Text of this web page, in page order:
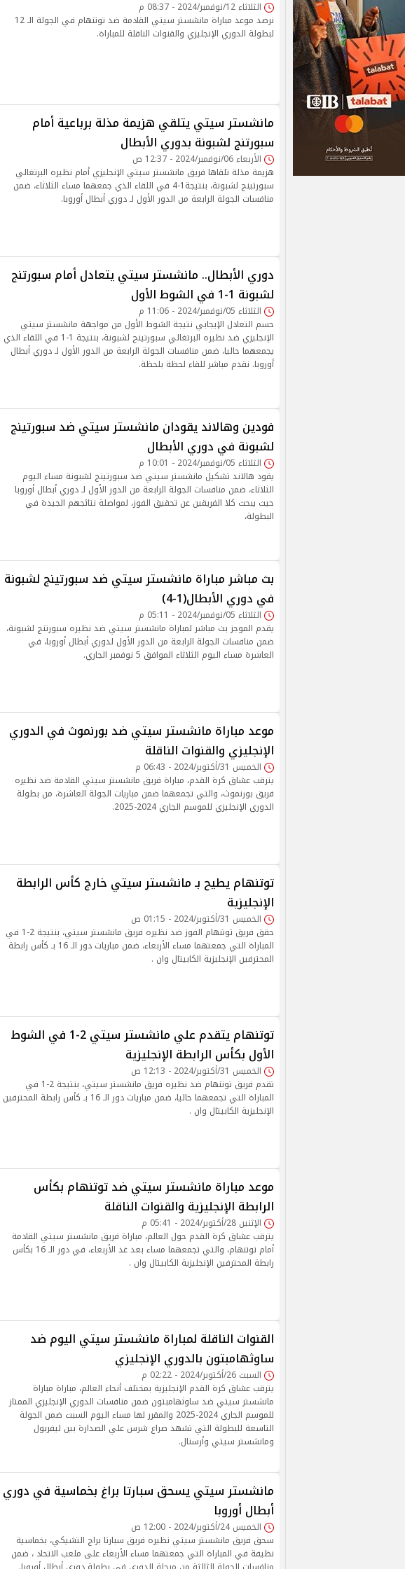
الثلاثاء 12/نوفمبر/2024 - 08:37 م
نرصد موعد مباراة مانشستر سيتي القادمة ضد توتنهام في الجولة الـ 12
لبطولة الدوري الإنجليزي والقنوات الناقلة للمباراة.
مانشستر سيتي يتلقي هزيمة مذلة برباعية أمام
سبورتنج لشبونة بدوري الأبطال
الأربعاء 06/نوفمبر/2024 - 12:37 ص
هزيمة مذلة تلقاها فريق مانشستر سيتي الإنجليزي أمام نظيره البرتغالي
سبورتينج لشبونة، بنتيجة1-4 في اللقاء الذي جمعهما مساء الثلاثاء، ضمن
منافسات الجولة الرابعة من الدور الأول لـ دوري أبطال أوروبا.
دوري الأبطال.. مانشستر سيتي يتعادل أمام سبورتنج
لشبونة 1-1 في الشوط الأول
الثلاثاء 05/نوفمبر/2024 - 11:06 م
حسم التعادل الإيجابي نتيجة الشوط الأول من مواجهة مانشستر سيتي
الإنجليزي ضد نظيره البرتغالي سبورتينج لشبونة، بنتيجة 1-1 في اللقاء الذي
يجمعهما حاليا، ضمن منافسات الجولة الرابعة من الدور الأول لـ دوري أبطال
أوروبا. نقدم مباشر للقاء لحظة بلحظة.
فودين وهالاند يقودان مانشستر سيتي ضد سبورتينج
لشبونة في دوري الأبطال
الثلاثاء 05/نوفمبر/2024 - 10:01 م
يقود هالاند تشكيل مانشستر سيتي ضد سبورتينج لشبونة مساء اليوم
الثلاثاء، ضمن منافسات الجولة الرابعة من الدور الأول لـ دوري أبطال أوروبا
حيث يبحث كلا الفريقين عن تحقيق الفوز، لمواصلة نتائجهم الجيدة في
البطولة،
بث مباشر مباراة مانشستر سيتي ضد سبورتينج لشبونة
في دوري الأبطال(1-4)
الثلاثاء 05/نوفمبر/2024 - 05:11 م
يقدم الموجز بث مباشر لمباراة مانشستر سيتي ضد نظيره سبورتنج لشبونة،
ضمن منافسات الجولة الرابعة من الدور الأول لدوري أبطال أوروبا، في
العاشرة مساء اليوم الثلاثاء الموافق 5 نوفمبر الجاري.
موعد مباراة مانشستر سيتي ضد بورنموث في الدوري
الإنجليزي والقنوات الناقلة
الخميس 31/أكتوبر/2024 - 06:43 م
يترقب عشاق كرة القدم، مباراة فريق مانشستر سيتي القادمة ضد نظيره
فريق بورنموث، والتي تجمعهما ضمن مباريات الجولة العاشرة، من بطولة
الدوري الإنجليزي للموسم الجاري 2024-2025.
توتنهام يطيح بـ مانشستر سيتي خارج كأس الرابطة
الإنجليزية
الخميس 31/أكتوبر/2024 - 01:15 ص
حقق فريق توتنهام الفوز ضد نظيره فريق مانشستر سيتي، بنتيجة 2-1 في
المباراة التي جمعتهما مساء الأربعاء، ضمن مباريات دور الـ 16 بـ كأس رابطة
المحترفين الإنجليزية الكابيتال وان .
توتنهام يتقدم علي مانشستر سيتي 2-1 في الشوط
الأول بكأس الرابطة الإنجليزية
الخميس 31/أكتوبر/2024 - 12:13 ص
تقدم فريق توتنهام ضد نظيره فريق مانشستر سيتي، بنتيجة 2-1 في
المباراة التي تجمعهما حاليا، ضمن مباريات دور الـ 16 بـ كأس رابطة المحترفين
الإنجليزية الكابيتال وان .
موعد مباراة مانشستر سيتي ضد توتنهام بكأس
الرابطة الإنجليزية والقنوات الناقلة
الإثنين 28/أكتوبر/2024 - 05:41 م
يترقب عشاق كرة القدم حول العالم، مباراة فريق مانشستر سيتي القادمة
أمام توتنهام، والتي تجمعهما مساء بعد غد الأربعاء، في دور الـ 16 بكأس
رابطة المحترفين الإنجليزية الكابيتال وان .
القنوات الناقلة لمباراة مانشستر سيتي اليوم ضد
ساوثهامبتون بالدوري الإنجليزي
السبت 26/أكتوبر/2024 - 02:22 م
يترقب عشاق كرة القدم الإنجليزية بمختلف أنحاء العالم، مباراة مباراة
مانشستر سيتي ضد ساوثهامبتون ضمن منافسات الدوري الإنجليزي الممتاز
للموسم الجاري 2024-2025 والمقرر لها مساء اليوم السبت ضمن الجولة
التاسعة للبطولة التي تشهد صراع شرس علي الصدارة بين ليفربول
ومانشستر سيتي وأرسنال.
مانشستر سيتي يسحق سبارتا براغ بخماسية في دوري
أبطال أوروبا
الخميس 24/أكتوبر/2024 - 12:00 ص
سحق فريق مانشستر سيتي نظيره فريق سبارتا براج التشيكي، بخماسية
نظيفة في المباراة التي جمعتهما مساء الأربعاء على ملعب الاتحاد ، ضمن